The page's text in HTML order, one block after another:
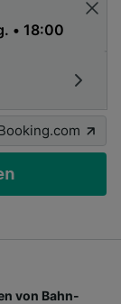
von Bahn-